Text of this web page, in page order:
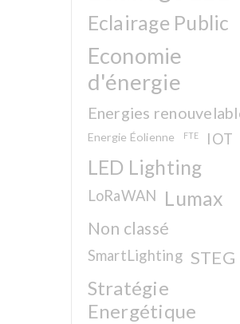
Eclairage Public
Economie
d'énergie
Energies
Energie Éolienne FTE IOT
LED Lighting
LoRaWAN Lumax
Non classé
SmartLighting STEG
Stratégie
Energétique